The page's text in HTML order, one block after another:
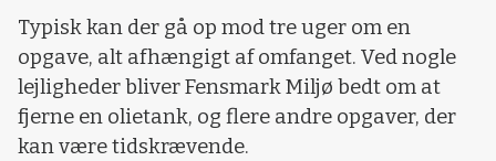
Typisk kan der gå op mod tre uger om en
opgave, alt afhængigt af omfanget. Ved nogle
lejligheder bliver Fensmark Miljø bedt om at
fjerne en olietank, og flere andre opgaver, der
kan være tidskrævende.